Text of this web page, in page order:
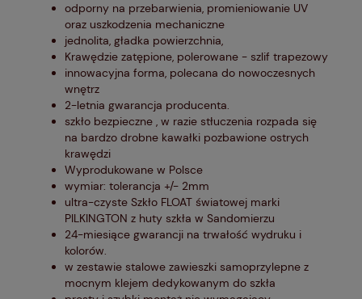
odporny na przebarwienia, promieniowanie UV
oraz uszkodzenia mechaniczne
jednolita, gładka powierzchnia,
Krawędzie zatępione, polerowane - szlif trapezowy
innowacyjna forma, polecana do nowoczesnych
wnętrz
2-letnia gwarancja producenta.
szkło bezpieczne , w razie stłuczenia rozpada się
na bardzo drobne kawałki pozbawione ostrych
krawędzi
Wyprodukowane w Polsce
wymiar: tolerancja +/- 2mm
ultra-czyste Szkło FLOAT światowej marki
PILKINGTON z huty szkła w Sandomierzu
24-miesiące gwarancji na trwałość wydruku i
kolorów.
w zestawie stalowe zawieszki samoprzylepne z
mocnym klejem dedykowanym do szkła